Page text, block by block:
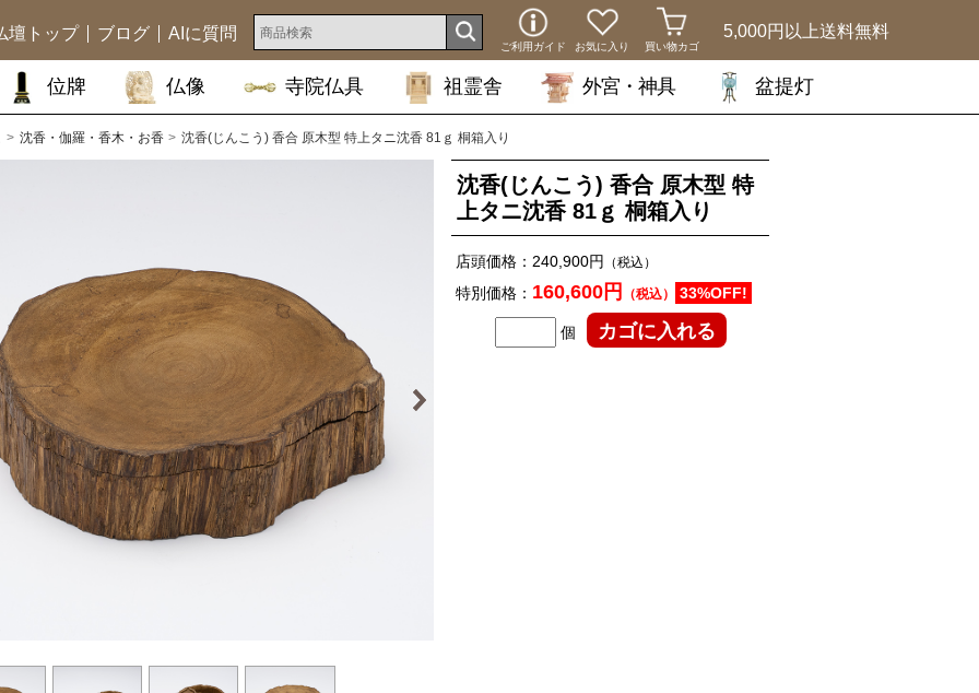
5,000円以上送料無料
ご利用ガイド お気に入り 買い物カゴ
壇トップ ブログ AIに質問
位牌 仏像 寺院仏具 祖霊舎 外宮・神具 盆提灯
沈香・伽羅・香木・お香 沈香(じんこう) 香合 原木型 特上タニ沈香 81ｇ 桐箱入り
沈香(じんこう) 香合 原木型 特
上タニ沈香 81ｇ 桐箱入り
店頭価格： 240,900円 （税込）
特別価格： 160,600円 （税込） 33%OFF!
個